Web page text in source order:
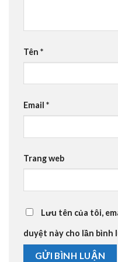
Tên *
Email *
Trang web
Lưu tên của tôi,
duyệt này cho lần bình